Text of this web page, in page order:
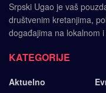
Srpski Ugao je vaš
društvenim kretanjima,
događajima na lokalnom
KATEGORIJE
Aktuelno